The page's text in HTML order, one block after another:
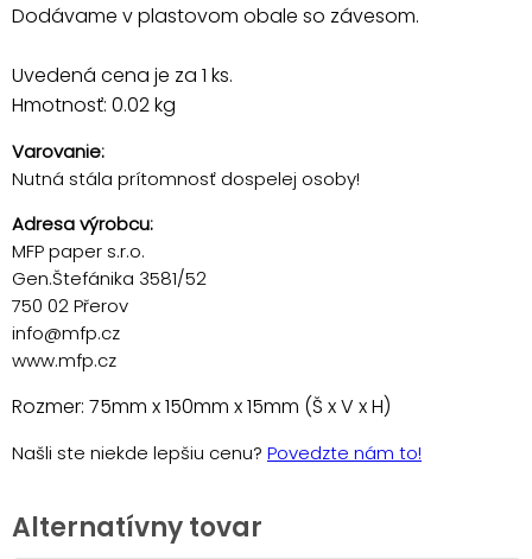
Dodávame v plastovom obale so závesom.
Uvedená cena je za 1 ks.
Hmotnosť: 0.02 kg
Varovanie:
Nutná stála prítomnosť dospelej osoby!
Adresa výrobcu:
MFP paper s.r.o.
Gen.Štefánika 3581/52
750 02 Přerov
info@mfp.cz
www.mfp.cz
Rozmer: 75mm x 150mm x 15mm (Š x V x H)
Našli ste niekde lepšiu cenu? Povedzte nám to!
Alternatívny tovar